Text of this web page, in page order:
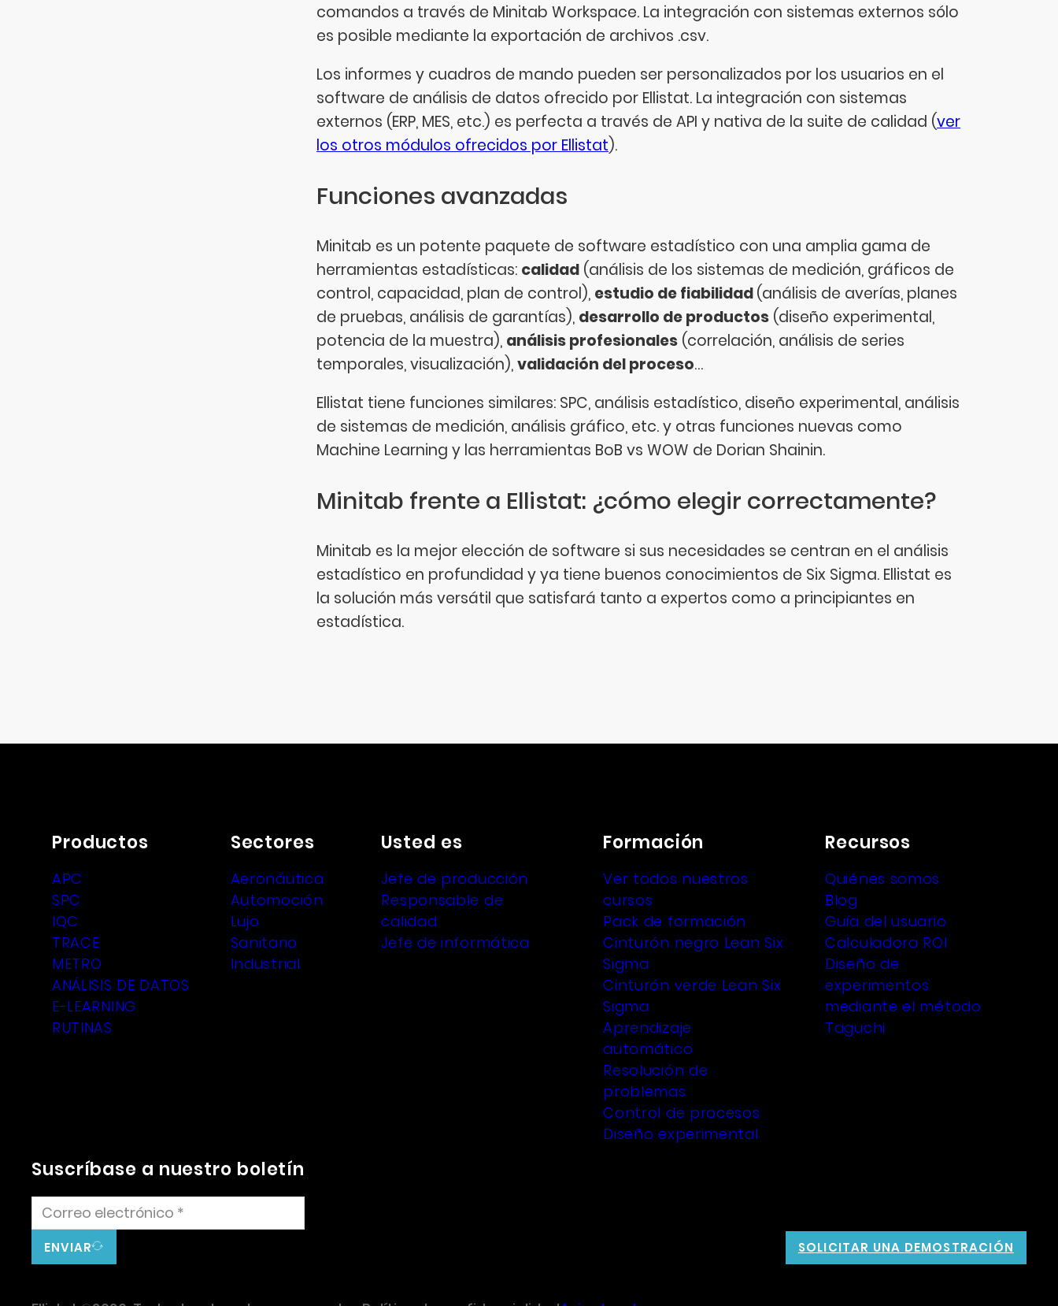
comandos a través de Minitab Workspace. La integración con sistemas externos sólo
es posible mediante la exportación de archivos .csv.
Los informes y cuadros de mando pueden ser personalizados por los usuarios en el
software de análisis de datos ofrecido por Ellistat. La integración con sistemas
externos (ERP, MES, etc.) es perfecta a través de API y nativa de la suite de calidad (ver
los otros módulos ofrecidos por Ellistat).
Funciones avanzadas
Minitab es un potente paquete de software estadístico con una amplia gama de
herramientas estadísticas: calidad (análisis de los sistemas de medición, gráficos de
control, capacidad, plan de control), estudio de fiabilidad(análisis de averías, planes
de pruebas, análisis de garantías), desarrollo de productos (diseño experimental,
potencia de la muestra), análisis profesionales (correlación, análisis de series
temporales, visualización),validación del proceso…
Ellistat tiene funciones similares: SPC, análisis estadístico, diseño experimental, análisis
de sistemas de medición, análisis gráfico, etc. y otras funciones nuevas como
Machine Learning y las herramientas BoB vs WOW de Dorian Shainin.
Minitab frente a Ellistat: ¿cómo elegir correctamente?
Minitab es la mejor elección de software si sus necesidades se centran en el análisis
estadístico en profundidad y ya tiene buenos conocimientos de Six Sigma. Ellistat es
la solución más versátil que satisfará tanto a expertos como a principiantes en
estadística.
Productos
APC
SPC
IQC
TRACE
METRO
ANÁLISIS DE DATOS
E-LEARNING
RUTINAS
Sectores
Aeronáutica
Automoción
Lujo
Sanitario
Industrial
Usted es
Jefe de producción
Responsable de
calidad
Jefe de informática
Formación
Ver todos nuestros
cursos
Pack de formación
Cinturón negro Lean Six
Sigma
Cinturón verde Lean Six
Sigma
Aprendizaje
automático
Resolución de
problemas
Control de procesos
Diseño experimental
Recursos
Quiénes somos
Blog
Guía del usuario
Calculadora ROI
Diseño de
experimentos
mediante el método
Taguchi
Suscríbase a nuestro boletín
ENVIAR SOLICITAR UNA DEMOSTRACIÓN